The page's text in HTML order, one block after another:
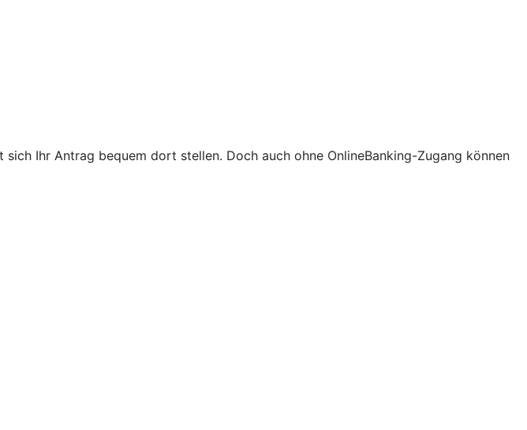
Ihr Antrag bequem dort stellen. Doch auch ohne OnlineBanking-Zugang können